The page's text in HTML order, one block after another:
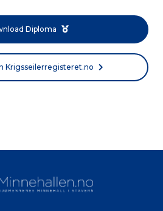
Diploma
Krigsseilerregisteret.no